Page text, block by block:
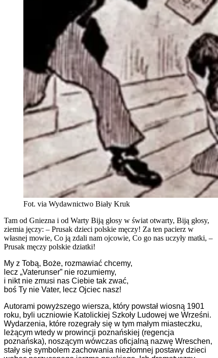
Fot. via Wydawnictwo Biały Kruk
Tam od Gniezna i od Warty Biją głosy w świat otwarty, Biją głosy,
ziemia jęczy: – Prusak dzieci polskie męczy! Za ten pacierz w
własnej mowie, Co ją zdali nam ojcowie, Co go nas uczyły matki, –
Prusak męczy polskie dziatki!
My z Tobą, Boże, rozmawiać chcemy,
lecz „Vaterunser” nie rozumiemy,
i nikt nie zmusi nas Ciebie tak zwać,
boś Ty nie Vater, lecz Ojciec nasz!
Autorami powyższego wiersza, który powstał wiosną 1901
roku, byli uczniowie Katolickiej Szkoły Ludowej we Wrześni.
Wydarzenia, które rozegrały się w tym małym miasteczku,
leżącym wtedy w prowincji poznańskiej (regencja
poznańska), noszącym wówczas oficjalną nazwę Wreschen,
stały się symbolem zachowania niezłomnej postawy dzieci